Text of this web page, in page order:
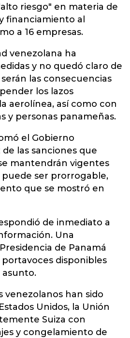
riesgo" en materia de
financiamiento al
a 16 empresas.
venezolana ha
y no quedó claro de
las consecuencias
los lazos
aerolínea, así como con
y personas panameñas.
el Gobierno
las sanciones que
mantendrán vigentes
puede ser prorrogable,
que se mostró en
de inmediato a
Una
de Panamá
disponibles
venezolanos han sido
Unidos, la Unión
Suiza con
y congelamiento de